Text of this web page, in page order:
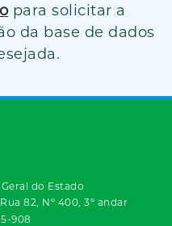
para solicitar a
da base de dados
do Estado
82, Nº 400, 3º andar
908